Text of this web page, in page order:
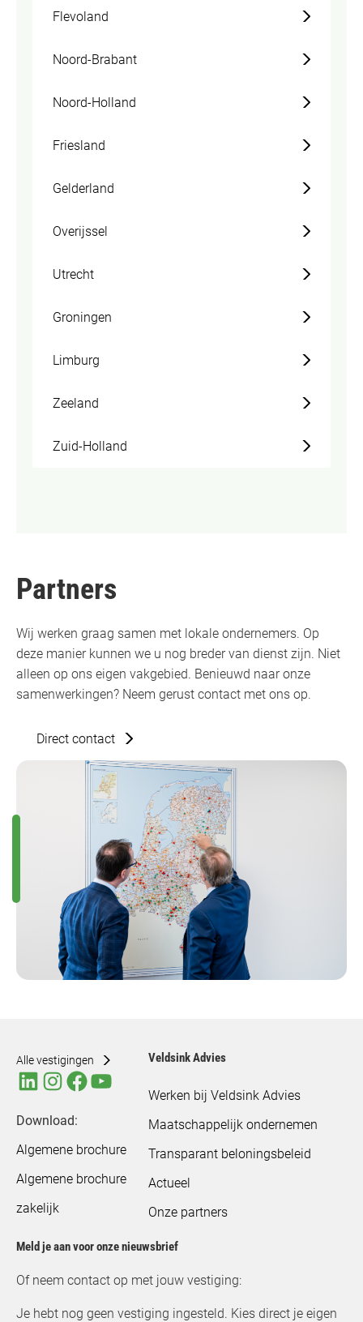
Flevoland
Noord-Brabant
Noord-Holland
Friesland
Gelderland
Overijssel
Utrecht
Groningen
Limburg
Zeeland
Zuid-Holland
Partners
Wij werken graag samen met lokale ondernemers. Op
deze manier kunnen we u nog breder van dienst zijn. Niet
alleen op ons eigen vakgebied. Benieuwd naar onze
samenwerkingen? Neem gerust contact met ons op.
Direct contact
Alle vestigingen
Download:
Algemene brochure
Algemene brochure
zakelijk
Veldsink Advies
Werken bij Veldsink Advies
Maatschappelijk ondernemen
Transparant beloningsbeleid
Actueel
Onze partners
Meld je aan voor onze nieuwsbrief
Of neem contact op met jouw vestiging:
Je hebt nog geen vestiging ingesteld. Kies direct je eigen